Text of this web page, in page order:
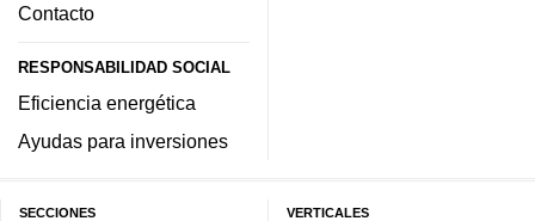
Contacto
RESPONSABILIDAD SOCIAL
Eficiencia energética
Ayudas para inversiones
SECCIONES VERTICALES